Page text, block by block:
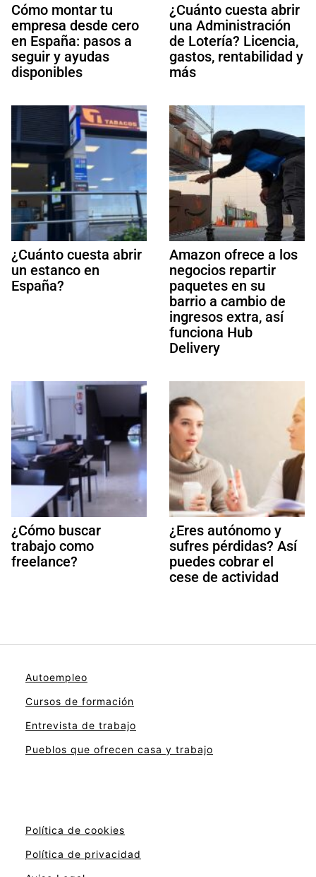
Cómo montar tu
empresa desde cero
en España: pasos a
seguir y ayudas
disponibles
¿Cuánto cuesta abrir
una Administración
de Lotería? Licencia,
gastos, rentabilidad y
más
¿Cuánto cuesta abrir
un estanco en
España?
Amazon ofrece a los
negocios repartir
paquetes en su
barrio a cambio de
ingresos extra, así
funciona Hub
Delivery
¿Cómo buscar
trabajo como
freelance?
¿Eres autónomo y
sufres pérdidas? Así
puedes cobrar el
cese de actividad
Autoempleo
Cursos de formación
Entrevista de trabajo
Pueblos que ofrecen casa y trabajo
Política de cookies
Política de privacidad